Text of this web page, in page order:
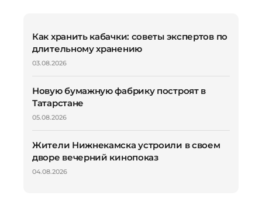
Как хранить кабачки: советы экспертов по
длительному хранению
03.08.2026
Новую бумажную фабрику построят в
Татарстане
05.08.2026
Жители Нижнекамска устроили в своем
дворе вечерний кинопоказ
04.08.2026